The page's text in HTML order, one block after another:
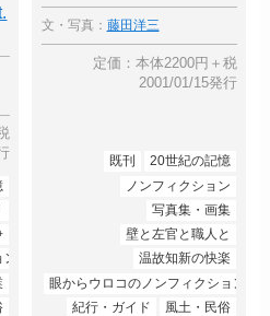
文・写真： 藤田洋三
定価：本体2200円＋税
2001/01/15発行
既刊
20世紀の記憶
ノンフィクション
写真集・画集
壁と左官と職人と
温故知新の快楽
眼からウロコのノンフィクション
紀行・ガイド
風土・民俗